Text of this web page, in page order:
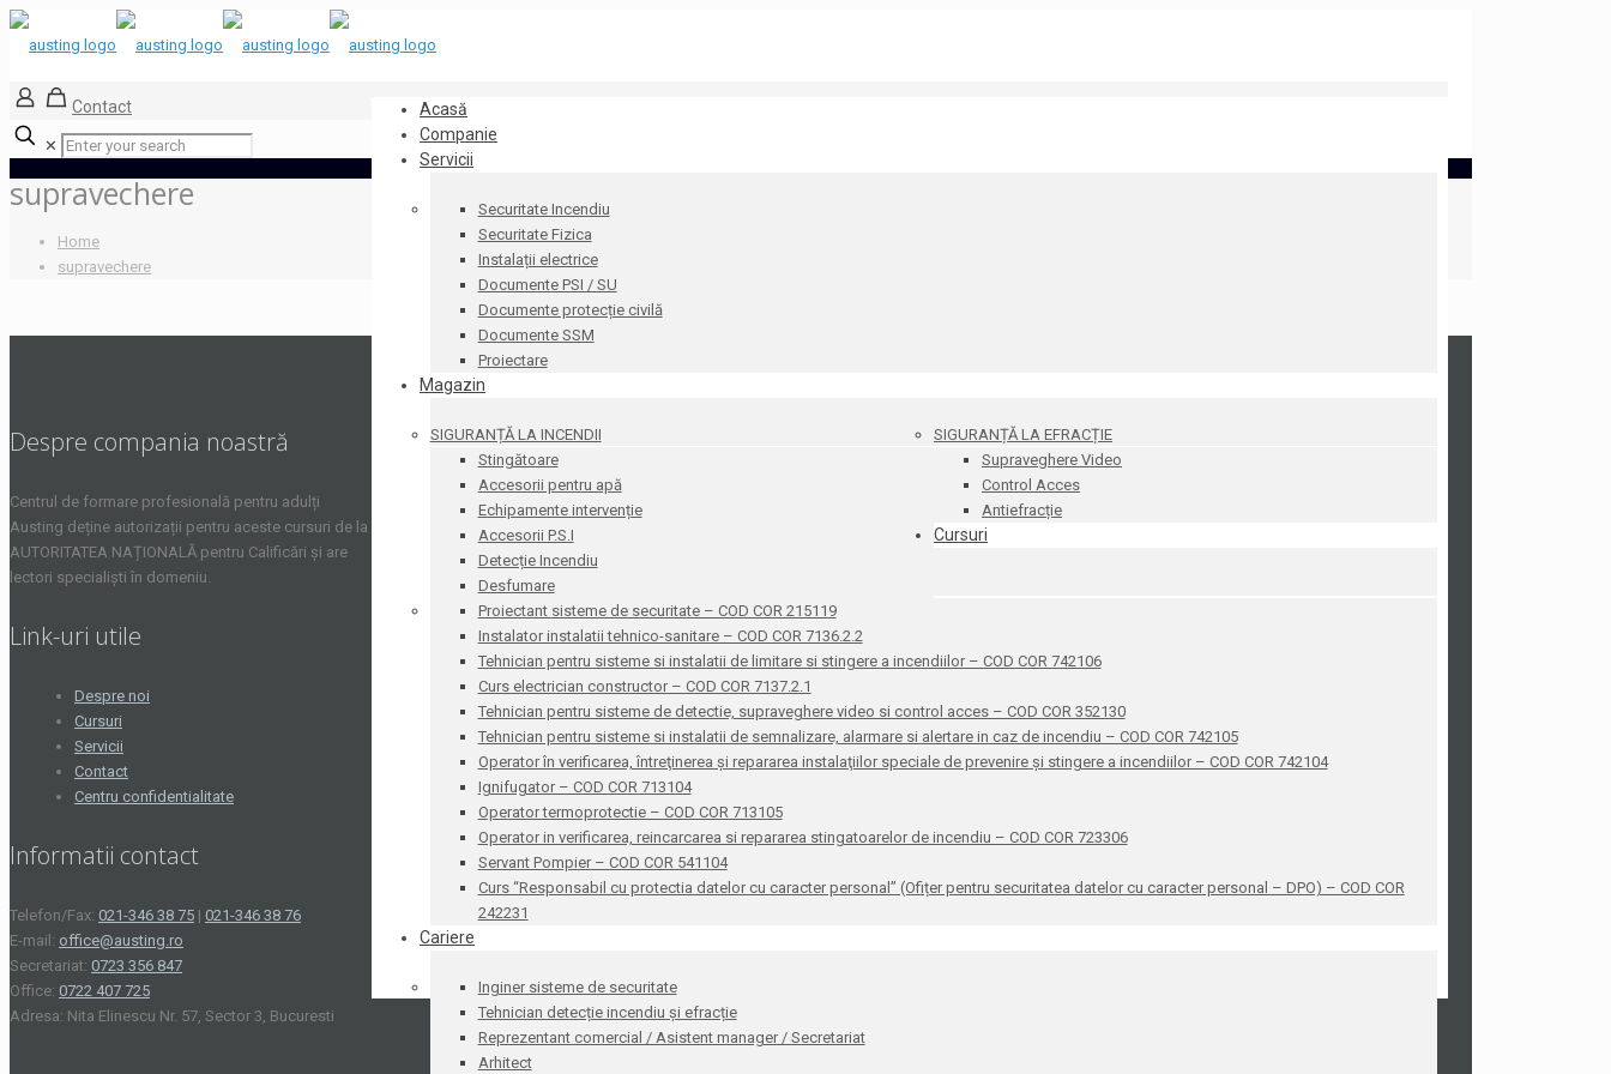
Acasă
Companie
Servicii
Securitate Incendiu
Securitate Fizica
Instalații electrice
Documente PSI / SU
Documente protecție civilă
Documente SSM
Proiectare
Magazin
SIGURANȚĂ LA INCENDII
Stingătoare
Accesorii pentru apă
Echipamente intervenție
Accesorii P.S.I
Detecție Incendiu
Desfumare
SIGURANȚĂ LA EFRACȚIE
Supraveghere Video
Control Acces
Antiefracție
Cursuri
Proiectant sisteme de securitate – COD COR 215119
Instalator instalatii tehnico-sanitare – COD COR 7136.2.2
Tehnician pentru sisteme si instalatii de limitare si stingere a incendiilor – COD COR 742106
Curs electrician constructor – COD COR 7137.2.1
Tehnician pentru sisteme de detectie, supraveghere video si control acces – COD COR 352130
Tehnician pentru sisteme si instalatii de semnalizare, alarmare si alertare in caz de incendiu – COD COR 742105
Operator în verificarea, întreţinerea şi repararea instalaţiilor speciale de prevenire şi stingere a incendiilor – COD COR 742104
Ignifugator – COD COR 713104
Operator termoprotectie – COD COR 713105
Operator in verificarea, reincarcarea si repararea stingatoarelor de incendiu – COD COR 723306
Servant Pompier – COD COR 541104
Curs “Responsabil cu protectia datelor cu caracter personal” (Ofițer pentru securitatea datelor cu caracter personal – DPO) – COD COR
242231
Cariere
Inginer sisteme de securitate
Tehnician detecție incendiu și efracție
Reprezentant comercial / Asistent manager / Secretariat
Arhitect
Contact
✕
supravechere
Home
supravechere
Despre compania noastră
Centrul de formare profesională pentru adulți
Austing deține autorizații pentru aceste cursuri de la
AUTORITATEA NAȚIONALĂ pentru Calificări și are
lectori specialiști în domeniu.
Link-uri utile
Despre noi
Cursuri
Servicii
Contact
Centru confidentialitate
Informatii contact
Telefon/Fax: 021-346 38 75 | 021-346 38 76
E-mail: office@austing.ro
Secretariat: 0723 356 847
Office: 0722 407 725
Adresa: Nita Elinescu Nr. 57, Sector 3, Bucuresti